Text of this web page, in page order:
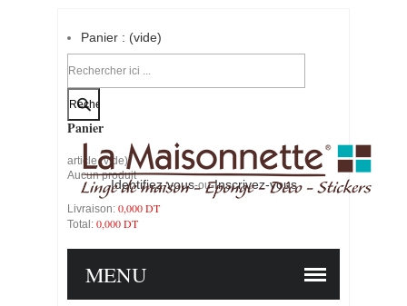
Identifiez-vous-ou-Inscrivez-vous
Panier : (vide)
Votre compte
Panier
article (vide)
Aucun produit
Livraison: 0,000 DT
Total: 0,000 DT
MENU